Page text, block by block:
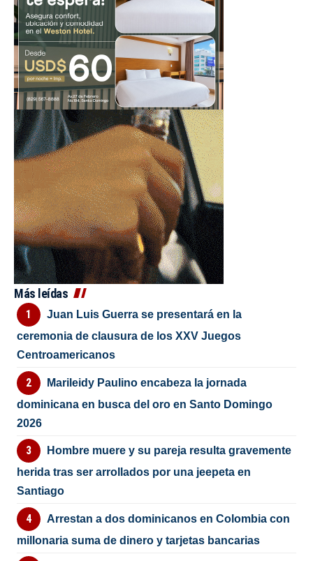
Más leídas
Juan Luis Guerra se presentará en la
ceremonia de clausura de los XXV Juegos
Centroamericanos
Marileidy Paulino encabeza la jornada
dominicana en busca del oro en Santo Domingo
2026
Hombre muere y su pareja resulta gravemente
herida tras ser arrollados por una jeepeta en
Santiago
Arrestan a dos dominicanos en Colombia con
millonaria suma de dinero y tarjetas bancarias